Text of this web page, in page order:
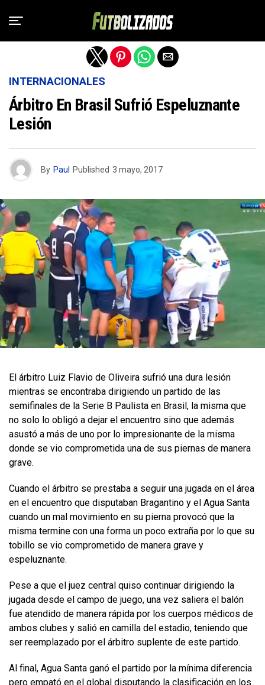
INTERNACIONALES
Árbitro En Brasil Sufrió Espeluznante
Lesión
By Paul Published 3 mayo, 2017
El árbitro Luiz Flavio de Oliveira sufrió una dura lesión
mientras se encontraba dirigiendo un partido de las
semifinales de la Serie B Paulista en Brasil, la misma que
no solo lo obligó a dejar el encuentro sino que además
asustó a más de uno por lo impresionante de la misma
donde se vio comprometida una de sus piernas de manera
grave.​
Cuando el árbitro se prestaba a seguir una jugada en el área
en el encuentro que disputaban Bragantino y el Agua Santa
cuando un mal movimiento en su pierna provocó que la
misma termine con una forma un poco extraña por lo que su
tobillo se vio comprometido de manera grave y
espeluznante.
Pese a que el juez central quiso continuar dirigiendo la
jugada desde el campo de juego, una vez saliera el balón
fue atendido de manera rápida por los cuerpos médicos de
ambos clubes y salió en camilla del estadio, teniendo que
ser reemplazado por el árbitro suplente de este partido.
Al final, Agua Santa ganó el partido por la mínima diferencia
pero empató en el global disputando la clasificación en los
Salir de la versión móvil